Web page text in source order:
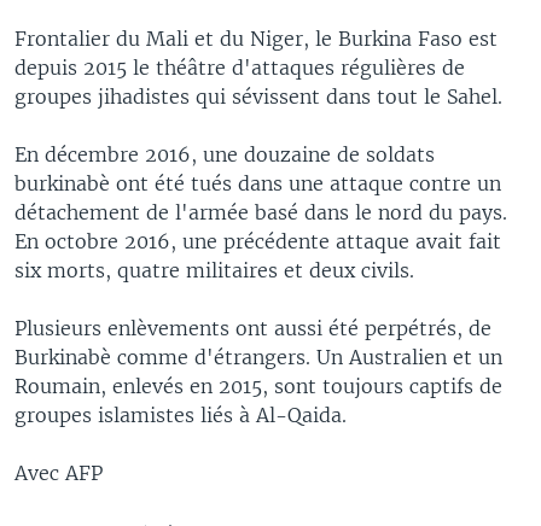
Frontalier du Mali et du Niger, le Burkina Faso est
depuis 2015 le théâtre d'attaques régulières de
groupes jihadistes qui sévissent dans tout le Sahel.
En décembre 2016, une douzaine de soldats
burkinabè ont été tués dans une attaque contre un
détachement de l'armée basé dans le nord du pays.
En octobre 2016, une précédente attaque avait fait
six morts, quatre militaires et deux civils.
Plusieurs enlèvements ont aussi été perpétrés, de
Burkinabè comme d'étrangers. Un Australien et un
Roumain, enlevés en 2015, sont toujours captifs de
groupes islamistes liés à Al-Qaida.
Avec AFP